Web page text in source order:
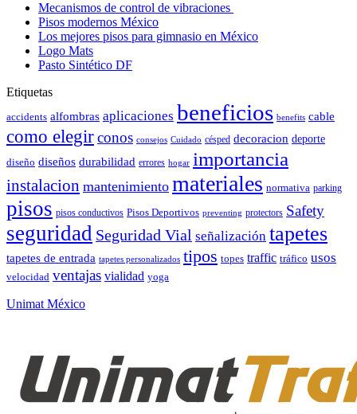
Mecanismos de control de vibraciones
Pisos modernos México
Los mejores pisos para gimnasio en México
Logo Mats
Pasto Sintético DF
Etiquetas
accidents alfombras aplicaciones beneficios benefits cable
como elegirconos consejos Cuidado césped decoracion deporte
diseño diseños durabilidad errores hogar importancia
instalacion mantenimiento materiales normativa parking
pisos pisos conductivos Pisos Deportivos preventing protectors Safety
seguridad Seguridad Vial señalización tapetes
tapetes de entrada tapetes personalizados tipos topes traffic tráfico usos
velocidad ventajas vialidad yoga
Unimat México